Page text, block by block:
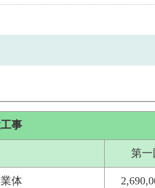
事
第一
体